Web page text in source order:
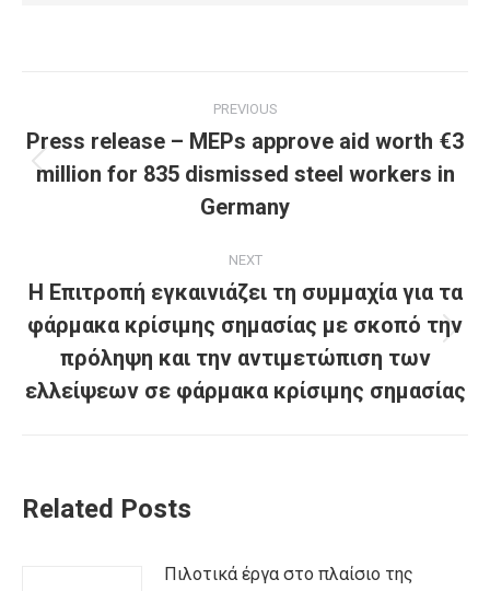
navigation
PREVIOUS
Previous
post:
Press release – MEPs approve aid worth €3
million for 835 dismissed steel workers in
Germany
NEXT
Next
post:
Η Επιτροπή εγκαινιάζει τη συμμαχία για τα
φάρμακα κρίσιμης σημασίας με σκοπό την
πρόληψη και την αντιμετώπιση των
ελλείψεων σε φάρμακα κρίσιμης σημασίας
Related Posts
Πιλοτικά έργα στο πλαίσιο της